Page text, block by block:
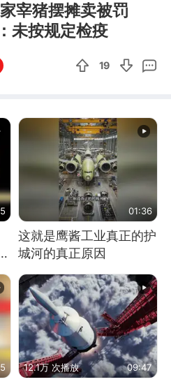
宰猪摆摊卖被罚
未按规定检疫
19
01:36
这就是鹰酱工业真正的护
城河的真正原因
12.1万 次播放 09:47